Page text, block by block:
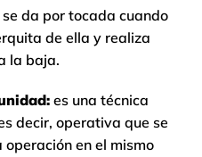
da por tocada cuando
de ella y realiza
la baja.
es una técnica
decir, operativa que se
en el mismo